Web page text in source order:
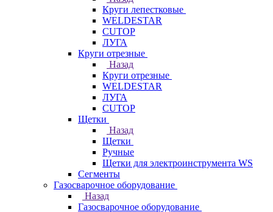
Круги лепестковые
WELDESTAR
CUTOP
ЛУГА
Круги отрезные
Назад
Круги отрезные
WELDESTAR
ЛУГА
CUTOP
Щетки
Назад
Щетки
Ручные
Щетки для электроинструмента WS
Сегменты
Газосварочное оборудование
Назад
Газосварочное оборудование